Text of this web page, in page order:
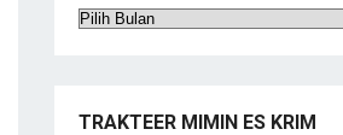
Arsip
TRAKTEER MIMIN ES KRIM